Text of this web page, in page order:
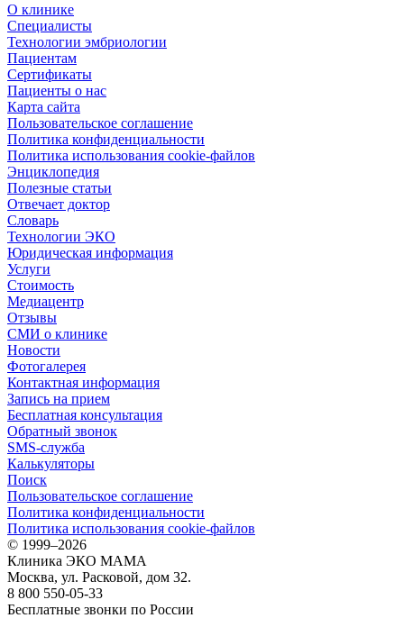
О клинике
Специалисты
Технологии эмбриологии
Пациентам
Сертификаты
Пациенты о нас
Карта сайта
Пользовательское соглашение
Политика конфиденциальности
Политика использования cookie-файлов
Энциклопедия
Полезные статьи
Отвечает доктор
Словарь
Технологии ЭКО
Юридическая информация
Услуги
Стоимость
Медиацентр
Отзывы
СМИ о клинике
Новости
Фотогалерея
Контактная информация
Запись на прием
Бесплатная консультация
Обратный звонок
SMS-служба
Калькуляторы
Поиск
Пользовательское соглашение
Политика конфиденциальности
Политика использования cookie-файлов
© 1999–2026
Клиника ЭКО МАМА
Москва, ул. Расковой, дом 32.
8 800 550-05-33
Бесплатные звонки по России